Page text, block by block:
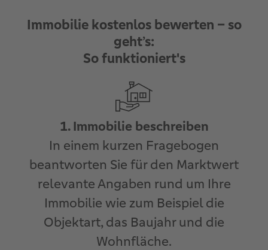
Immobilie kostenlos bewerten – so
geht’s:
So funktioniert's
1. Immobilie beschreiben
In einem kurzen Fragebogen
beantworten Sie für den Marktwert
relevante Angaben rund um Ihre
Immobilie wie zum Beispiel die
Objektart, das Baujahr und die
Wohnfläche.